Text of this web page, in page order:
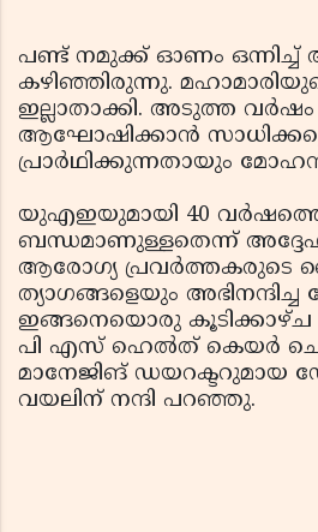
പണ്ട് നമുക്ക് ഓണം
കഴിഞ്ഞിരുന്നു.
ഇല്ലാതാക്കി. അടുത്ത
ആഘോഷിക്കാന്‍
പ്രാര്‍ഥിക്കുന്നതായും
യുഎഇയുമായി 40
ബന്ധമാണുള്ളതെന്ന്
ആരോഗ്യ പ്രവര്‍ത്തകരുടെ
ത്യാഗങ്ങളെയും
ഇങ്ങനെയൊരു കൂടിക്കാഴ്ച
പി എസ് ഹെല്‍ത് കെയര്‍
മാനേജിങ് ഡയറക്ടറുമായ
വയലിന് നന്ദി പറഞ്ഞു.